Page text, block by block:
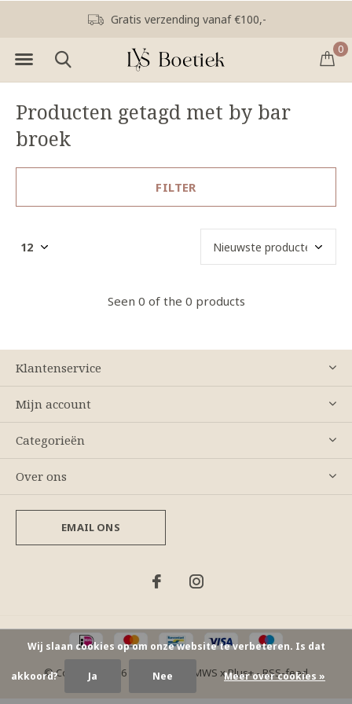
0
Gratis verzending vanaf €100,-
Producten getagd met by bar
broek
FILTER
Seen 0 of the 0 products
Klantenservice
Mijn account
Categorieën
Over ons
EMAIL ONS
© Copyright 2026 - Theme By DMWS xPlus+-RSS-feed
Wij slaan cookies op om onze website te verbeteren. Is dat
akkoord? Ja Nee Meer over cookies »